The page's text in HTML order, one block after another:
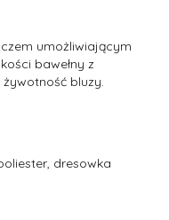
umożliwiającym
bawełny z
bluzy.
dresowka